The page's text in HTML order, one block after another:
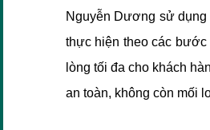
Nguyễn Dương sử dụng
thực hiện theo các bước
lòng tối đa cho khách
an toàn, không còn mối